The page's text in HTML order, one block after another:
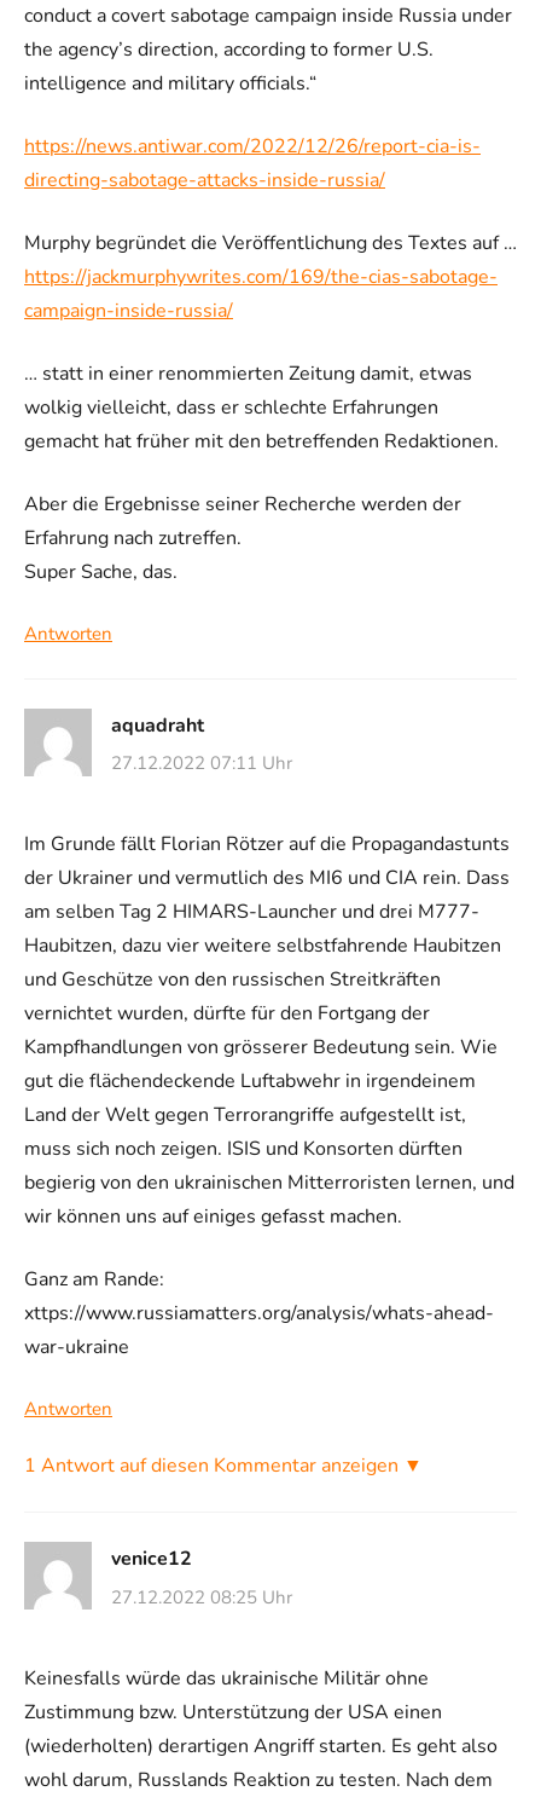
conduct a covert sabotage campaign inside Russia under
the agency’s direction, according to former U.S.
intelligence and military officials.“
https://news.antiwar.com/2022/12/26/report-cia-is-
directing-sabotage-attacks-inside-russia/
Murphy begründet die Veröffentlichung des Textes auf …
https://jackmurphywrites.com/169/the-cias-sabotage-
campaign-inside-russia/
… statt in einer renommierten Zeitung damit, etwas
wolkig vielleicht, dass er schlechte Erfahrungen
gemacht hat früher mit den betreffenden Redaktionen.
Aber die Ergebnisse seiner Recherche werden der
Erfahrung nach zutreffen.
Super Sache, das.
Antworten
aquadraht
27.12.2022 07:11 Uhr
Im Grunde fällt Florian Rötzer auf die Propagandastunts
der Ukrainer und vermutlich des MI6 und CIA rein. Dass
am selben Tag 2 HIMARS-Launcher und drei M777-
Haubitzen, dazu vier weitere selbstfahrende Haubitzen
und Geschütze von den russischen Streitkräften
vernichtet wurden, dürfte für den Fortgang der
Kampfhandlungen von grösserer Bedeutung sein. Wie
gut die flächendeckende Luftabwehr in irgendeinem
Land der Welt gegen Terrorangriffe aufgestellt ist,
muss sich noch zeigen. ISIS und Konsorten dürften
begierig von den ukrainischen Mitterroristen lernen, und
wir können uns auf einiges gefasst machen.
Ganz am Rande:
xttps://www.russiamatters.org/analysis/whats-ahead-
war-ukraine
Antworten
1 Antwort auf diesen Kommentar anzeigen ▼
venice12
27.12.2022 08:25 Uhr
Keinesfalls würde das ukrainische Militär ohne
Zustimmung bzw. Unterstützung der USA einen
(wiederholten) derartigen Angriff starten. Es geht also
wohl darum, Russlands Reaktion zu testen. Nach dem